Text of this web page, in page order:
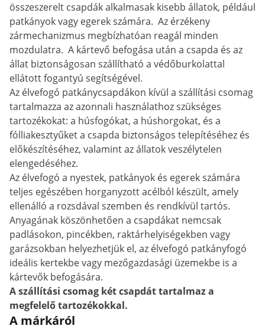
összeszerelt csapdák alkalmasak kisebb állatok, például
patkányok vagy egerek számára. Az érzékeny
zármechanizmus megbízhatóan reagál minden
mozdulatra. A kártevő befogása után a csapda és az
állat biztonságosan szállítható a védőburkolattal
ellátott fogantyú segítségével.
Az élvefogó patkánycsapdákon kívül a szállítási csomag
tartalmazza az azonnali használathoz szükséges
tartozékokat: a húsfogókat, a húshorgokat, és a
fólliakesztyűket a csapda biztonságos telepítéséhez és
előkészítéséhez, valamint az állatok veszélytelen
elengedéséhez.
Az élvefogó a nyestek, patkányok és egerek számára
teljes egészében horganyzott acélból készült, amely
ellenálló a rozsdával szemben és rendkívül tartós.
Anyagának köszönhetően a csapdákat nemcsak
padlásokon, pincékben, raktárhelyiségekben vagy
garázsokban helyezhetjük el, az élvefogó patkányfogó
ideális kertekbe vagy mezőgazdasági üzemekbe is a
kártevők befogására.
A szállítási csomag két csapdát tartalmaz a
megfelelő tartozékokkal.
A márkáról